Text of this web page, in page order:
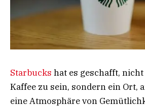
Starbucks hat es geschafft,
Kaffee zu sein, sondern ein Ort,
eine Atmosphäre von